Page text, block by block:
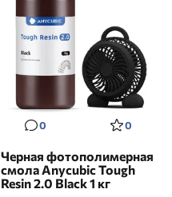
0 0
Черная фотополимерная
смола Anycubic Tough
Resin 2.0 Black 1 кг